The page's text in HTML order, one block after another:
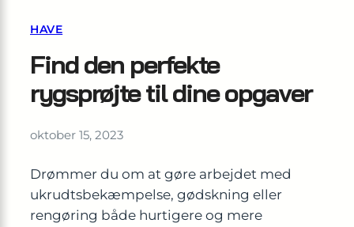
HAVE
Find den perfekte
rygsprøjte til dine opgaver
oktober 15, 2023
Drømmer du om at gøre arbejdet med
ukrudtsbekæmpelse, gødskning eller
rengøring både hurtigere og mere